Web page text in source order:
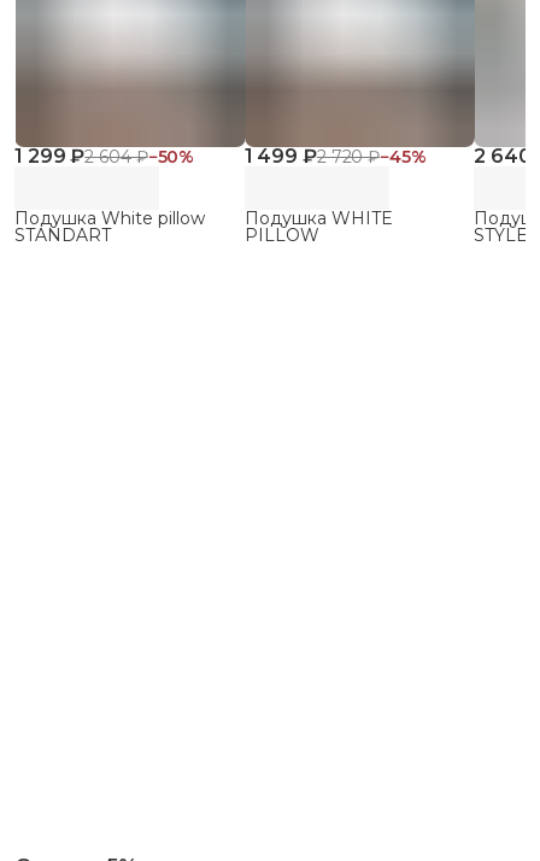
1 299 ₽2 604 ₽−50%
Подушка White pillow
STANDART
1 499 ₽2 720 ₽−45%
Подушка WHITE
PILLOW
2 640
STYLE